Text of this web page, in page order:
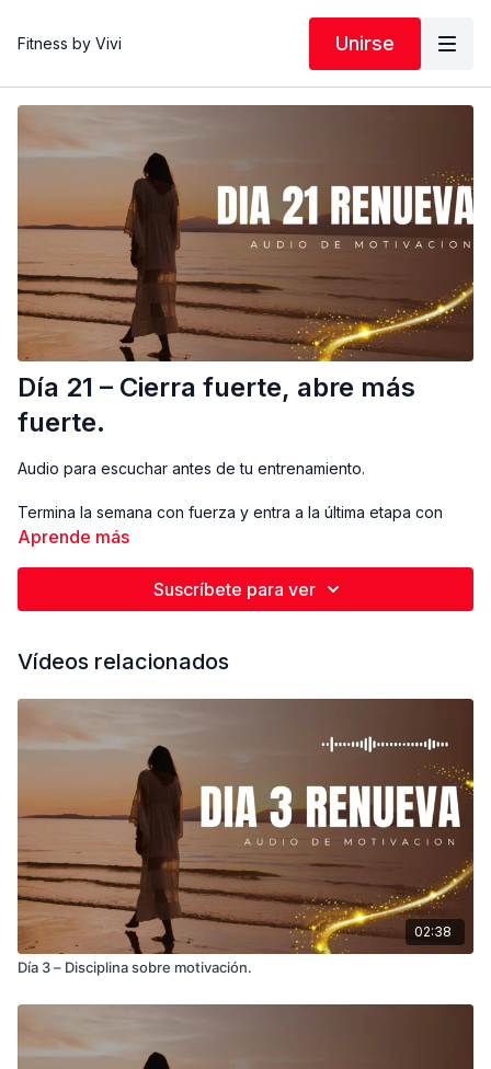
Fitness by Vivi Unirse
Día 21 – Cierra fuerte, abre más
fuerte.
Audio para escuchar antes de tu entrenamiento.
Termina la semana con fuerza y entra a la última etapa con
determinación.
Aprende más
Suscríbete para ver
Vídeos relacionados
02:38
Día 3 – Disciplina sobre motivación.